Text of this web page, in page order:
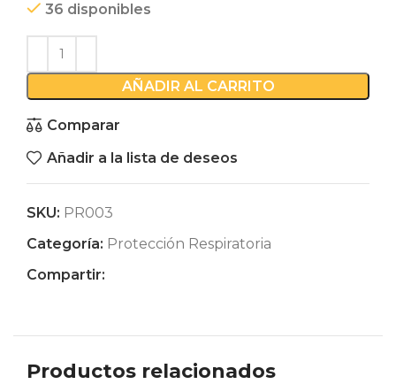
36 disponibles
AÑADIR AL CARRITO
Comparar
Añadir a la lista de deseos
SKU: PR003
Categoría: Protección Respiratoria
Compartir:
Productos relacionados